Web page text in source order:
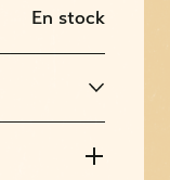
En stock